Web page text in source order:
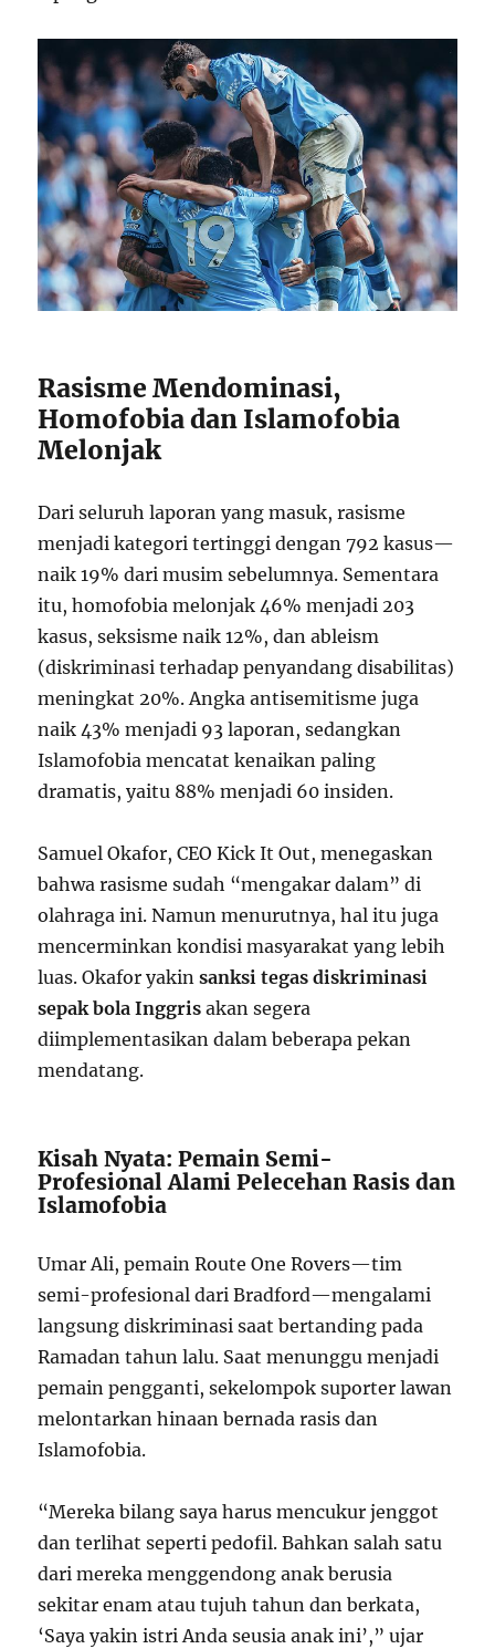
Rasisme Mendominasi,
Homofobia dan Islamofobia
Melonjak
Dari seluruh laporan yang masuk, rasisme
menjadi kategori tertinggi dengan 792 kasus—
naik 19% dari musim sebelumnya. Sementara
itu, homofobia melonjak 46% menjadi 203
kasus, seksisme naik 12%, dan ableism
(diskriminasi terhadap penyandang disabilitas)
meningkat 20%. Angka antisemitisme juga
naik 43% menjadi 93 laporan, sedangkan
Islamofobia mencatat kenaikan paling
dramatis, yaitu 88% menjadi 60 insiden.
Samuel Okafor, CEO Kick It Out, menegaskan
bahwa rasisme sudah “mengakar dalam” di
olahraga ini. Namun menurutnya, hal itu juga
mencerminkan kondisi masyarakat yang lebih
luas. Okafor yakinsanksi tegas diskriminasi
sepak bola Inggris akan segera
diimplementasikan dalam beberapa pekan
mendatang.
Kisah Nyata: Pemain Semi-
Profesional Alami Pelecehan Rasis dan
Islamofobia
Umar Ali, pemain Route One Rovers—tim
semi-profesional dari Bradford—mengalami
langsung diskriminasi saat bertanding pada
Ramadan tahun lalu. Saat menunggu menjadi
pemain pengganti, sekelompok suporter lawan
melontarkan hinaan bernada rasis dan
Islamofobia.
“Mereka bilang saya harus mencukur jenggot
dan terlihat seperti pedofil. Bahkan salah satu
dari mereka menggendong anak berusia
sekitar enam atau tujuh tahun dan berkata,
‘Saya yakin istri Anda seusia anak ini’,” ujar